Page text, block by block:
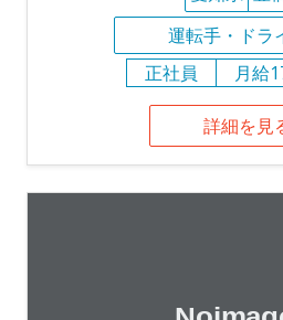
運転手・ドラ
正社員
月給
詳細を見